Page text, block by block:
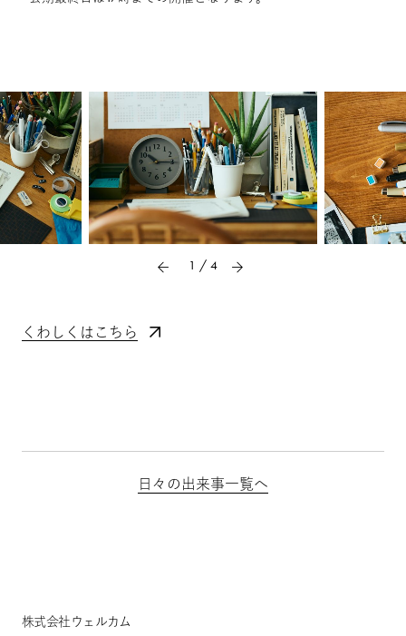
1 / 4
くわしくはこちら
日々の出来事一覧へ
株式会社ウェルカム